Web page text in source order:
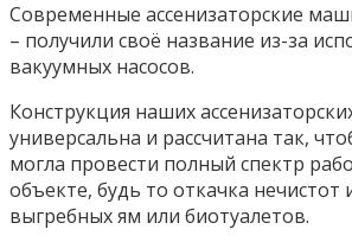
Современные ассенизаторские
– получили своё название из-за
вакуумных насосов.
Конструкция наших
универсальна и рассчитана так,
могла провести полный спектр
объекте, будь то откачка нечистот
выгребных ям или биотуалетов.